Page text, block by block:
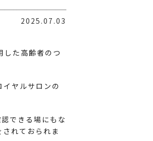
2025.07.03
した高齢者のつ
ヤルサロンの
できる場にもな
れておられま